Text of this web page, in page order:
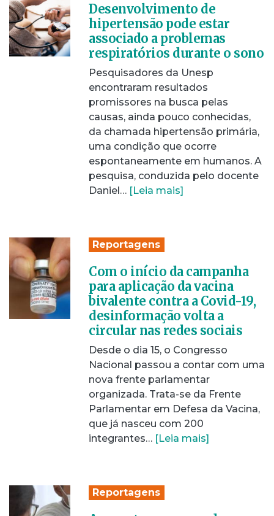
Desenvolvimento de
hipertensão pode estar
associado a problemas
respiratórios durante o sono
Pesquisadores da Unesp
encontraram resultados
promissores na busca pelas
causas, ainda pouco conhecidas,
da chamada hipertensão primária,
uma condição que ocorre
espontaneamente em humanos. A
pesquisa, conduzida pelo docente
Daniel… [Leia mais]
Reportagens
Com o início da campanha
para aplicação da vacina
bivalente contra a Covid-19,
desinformação volta a
circular nas redes sociais
Desde o dia 15, o Congresso
Nacional passou a contar com uma
nova frente parlamentar
organizada. Trata-se da Frente
Parlamentar em Defesa da Vacina,
que já nasceu com 200
integrantes… [Leia mais]
Reportagens